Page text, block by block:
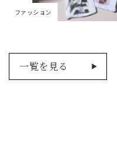
ファッション
一覧を見る